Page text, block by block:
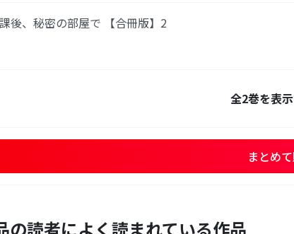
後、秘密の部屋で 【合冊版】2
全2巻を表
まとめ
の読者によく読まれている作品